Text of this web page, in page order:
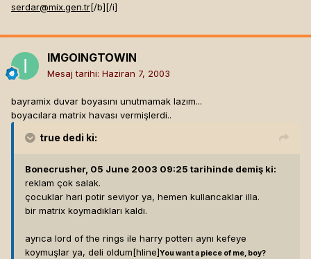
serdar@mix.gen.tr[/b][/i]
IMGOINGTOWIN
Mesaj tarihi: Haziran 7, 2003
bayramix duvar boyasını unutmamak lazım...
boyacılara matrix havası vermişlerdi..
true dedi ki:
Bonecrusher, 05 June 2003 09:25 tarihinde demiş ki:
reklam çok salak.
çocuklar hari potir seviyor ya, hemen kullancaklar illa.
bir matrix koymadıkları kaldı.
ayrıca lord of the rings ile harry potterı aynı kefeye
koymuşlar ya, deli oldum[hline]You want a piece of me, boy?